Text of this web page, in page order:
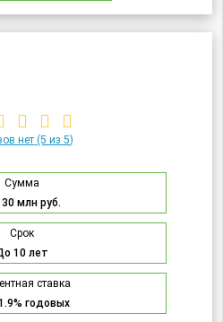
нет (5 из 5)
Сумма
млн руб.
Срок
10 лет
ставка
годовых